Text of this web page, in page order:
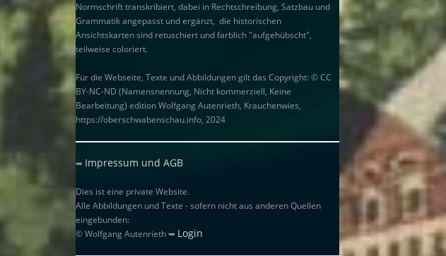
Normschrift transkribiert, dabei in Rechtschreibung, Satzbau und
Grammatik angepasst und ergänzt, die historischen
Ansichtskarten sind retuschiert und farblich "aufgehübscht",
teilweise coloriert.
Für die Webseite, Texte und Abbildungen gilt das Copyright: © CC
BY-NC-ND (Namensnennung, Nicht kommerziell, Keine
Bearbeitung) edition Wolfgang Autenrieth, Krauchenwies,
https://oberschwabenschau.info, 2024
➥ Impressum und AGB
Dies ist eine private Website.
Alle Abbildungen und Texte - sofern nicht aus anderen Quellen
eingebunden:
© Wolfgang Autenrieth ➥ Login